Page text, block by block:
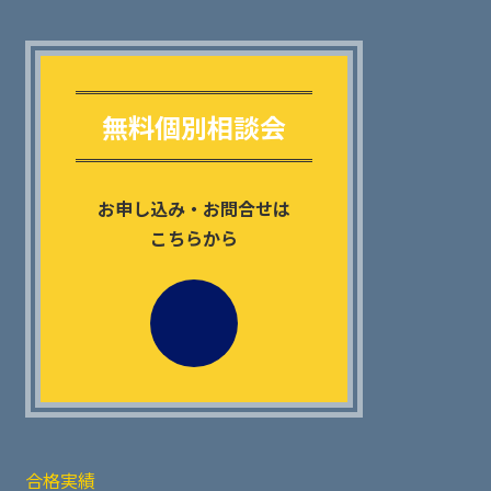
無料個別相談会
お申し込み・お問合せは
こちらから
合格実績